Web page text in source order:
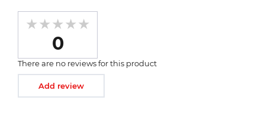
0
There are no reviews for this product
Add review